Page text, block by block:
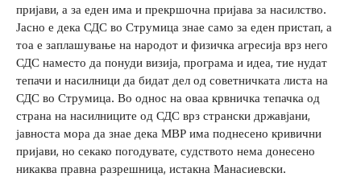
пријави, а за еден има и прекршочна пријава за насилство.
Јасно е дека СДС во Струмица знае само за еден пристап, а
тоа е заплашување на народот и физичка агресија врз него
СДС наместо да понуди визија, програма и идеа, тие нудат
тепачи и насилници да бидат дел од советничката листа на
СДС во Струмица. Во однос на оваа крвничка тепачка од
страна на насилниците од СДС врз странски државјани,
јавноста мора да знае дека МВР има поднесено кривични
пријави, но секако погодувате, судството нема донесено
никаква правна разрешница, истакна Манасиевски.